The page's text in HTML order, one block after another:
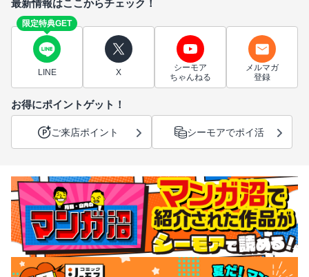
最新情報はここからチェック！
限定特典GET
LINE X
シーモア
ちゃんねる
メルマガ
登録
お得にポイントゲット！
ご来店ポイント シーモアでポイ活